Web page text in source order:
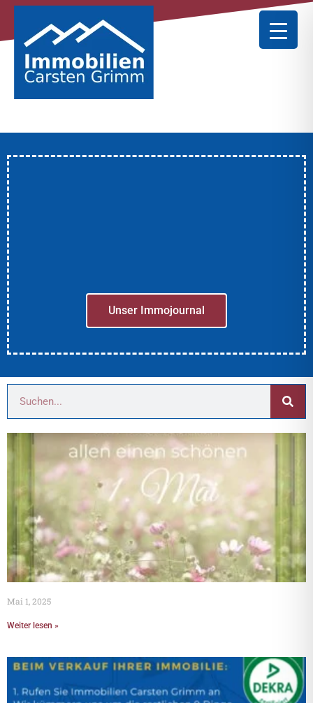
Unser Immojournal
Mai 1, 2025
Weiter lesen »